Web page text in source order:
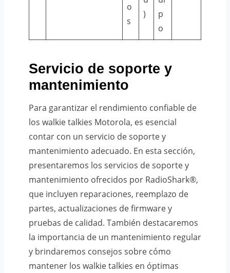
o
s
)
p
o
Servicio de soporte y
mantenimiento
Para garantizar el rendimiento confiable de
los walkie talkies Motorola, es esencial
contar con un servicio de soporte y
mantenimiento adecuado. En esta sección,
presentaremos los servicios de soporte y
mantenimiento ofrecidos por RadioShark®,
que incluyen reparaciones, reemplazo de
partes, actualizaciones de firmware y
pruebas de calidad. También destacaremos
la importancia de un mantenimiento regular
y brindaremos consejos sobre cómo
mantener los walkie talkies en óptimas